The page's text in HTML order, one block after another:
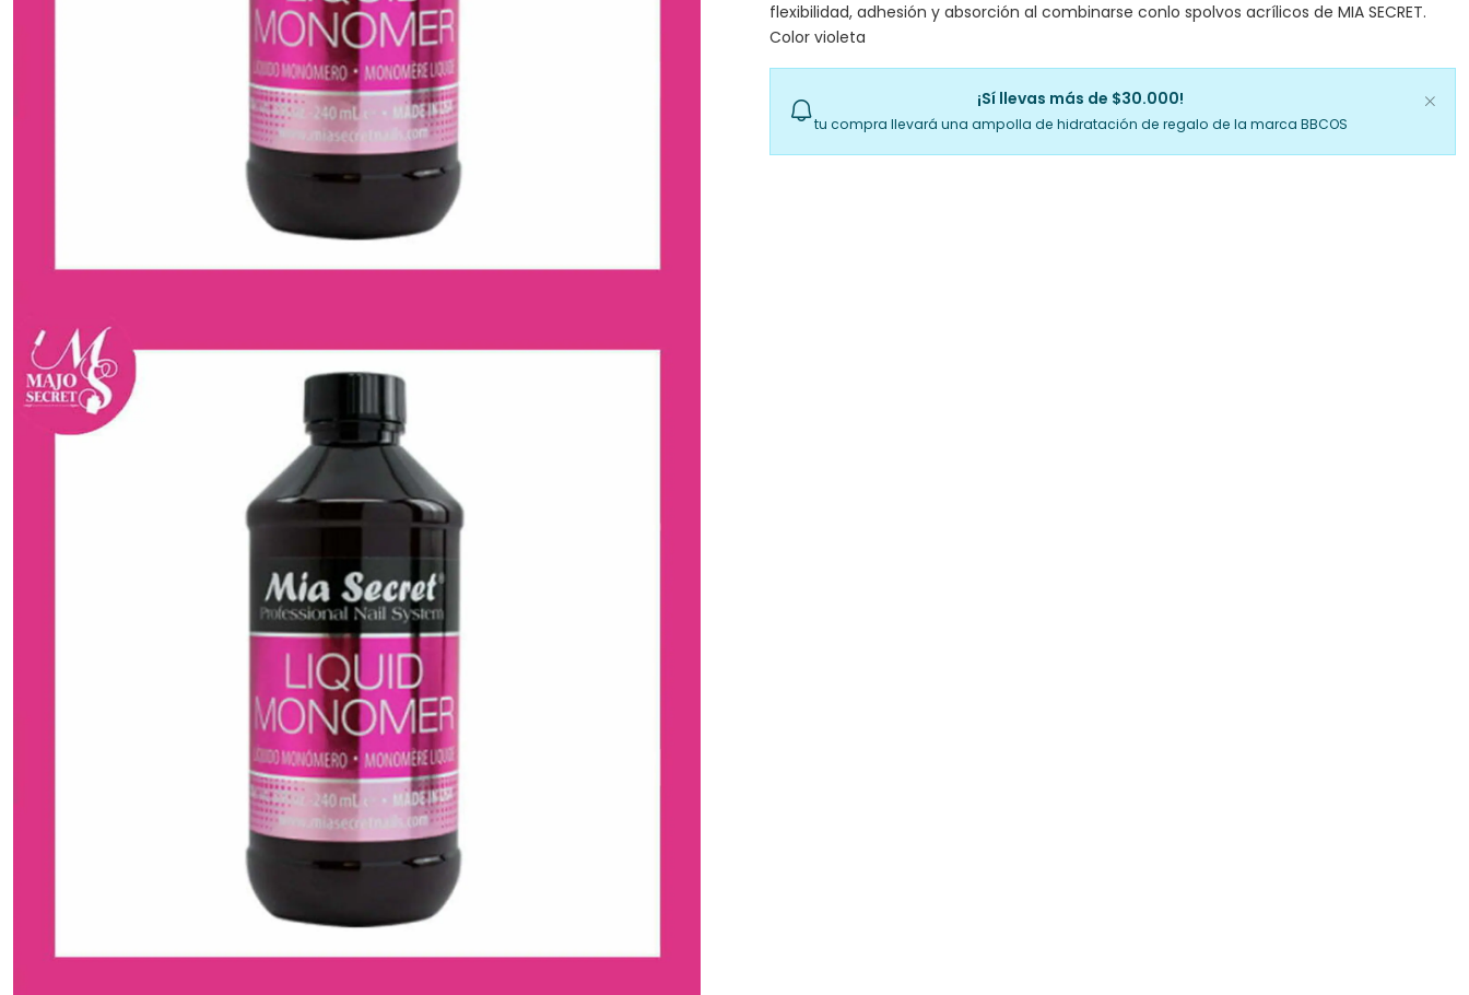
flexibilidad, adhesión y absorción al combinarse conlo spolvos acrílicos de MIA SECRET.
Color violeta
¡Sí llevas más de $30.000!
tu compra llevará una ampolla de hidratación de regalo de la marca BBCOS